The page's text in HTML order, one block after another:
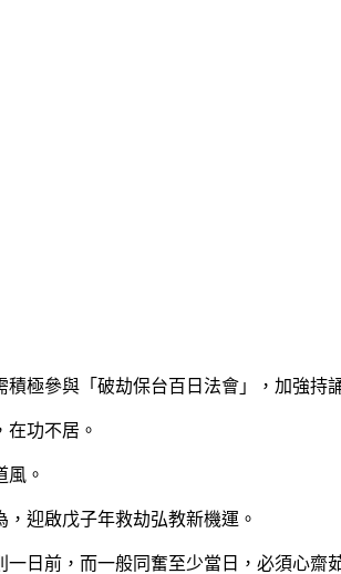
參與「破劫保台百日法會」，加強持
功不居。
。
迎啟戊子年救劫弘教新機運。
前，而一般同奮至少當日，必須心齋